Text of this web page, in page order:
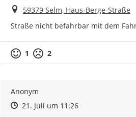
Ort
59379 Selm, Haus-Berge-Straße
Straße nicht befahrbar mit dem
1 2
Anonym
Zeitpunkt des Erstellens
Zeitpunkt des Erstellens
21. Juli um 11:26Zur Äußerung